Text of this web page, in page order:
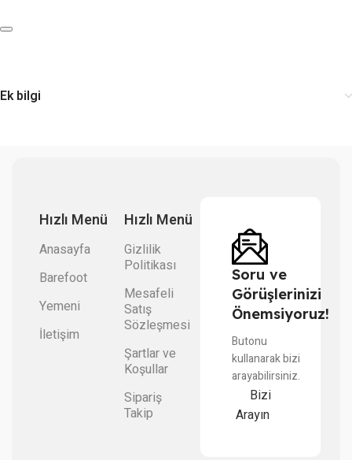
Ek bilgi
Hızlı Menü
Anasayfa
Barefoot
Yemeni
İletişim
Hızlı Menü
Gizlilik
Politikası
Mesafeli
Satış
Sözleşmesi
Şartlar ve
Koşullar
Sipariş
Takip
Soru ve
Görüşlerinizi
Önemsiyoruz!
Butonu
kullanarak bizi
arayabilirsiniz.
Bizi
Arayın